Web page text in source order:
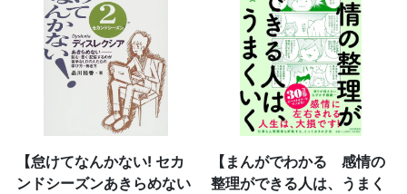
【怠けてなんかない! セカ
ンドシーズンあきらめない
【まんがでわかる 感情の
整理ができる人は、うまく